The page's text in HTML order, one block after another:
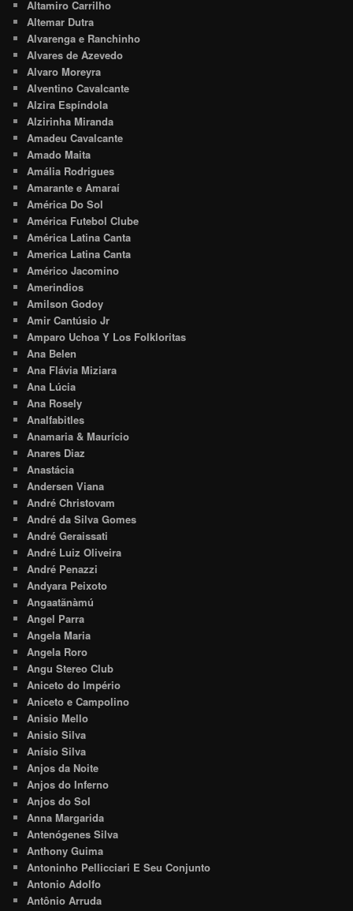
Altamiro Carrilho
Altemar Dutra
Alvarenga e Ranchinho
Alvares de Azevedo
Alvaro Moreyra
Alventino Cavalcante
Alzira Espíndola
Alzirinha Miranda
Amadeu Cavalcante
Amado Maita
Amália Rodrigues
Amarante e Amaraí
América Do Sol
América Futebol Clube
América Latina Canta
America Latina Canta
Américo Jacomino
Amerindios
Amilson Godoy
Amir Cantúsio Jr
Amparo Uchoa Y Los Folkloritas
Ana Belen
Ana Flávia Miziara
Ana Lúcia
Ana Rosely
Analfabitles
Anamaria & Maurício
Anares Diaz
Anastácia
Andersen Viana
André Christovam
André da Silva Gomes
André Geraissati
André Luiz Oliveira
André Penazzi
Andyara Peixoto
Angaatãnàmú
Angel Parra
Angela Maria
Angela Roro
Angu Stereo Club
Aniceto do Império
Aniceto e Campolino
Anisio Mello
Anisio Silva
Anísio Silva
Anjos da Noite
Anjos do Inferno
Anjos do Sol
Anna Margarida
Antenógenes Silva
Anthony Guima
Antoninho Pellicciari E Seu Conjunto
Antonio Adolfo
Antônio Arruda